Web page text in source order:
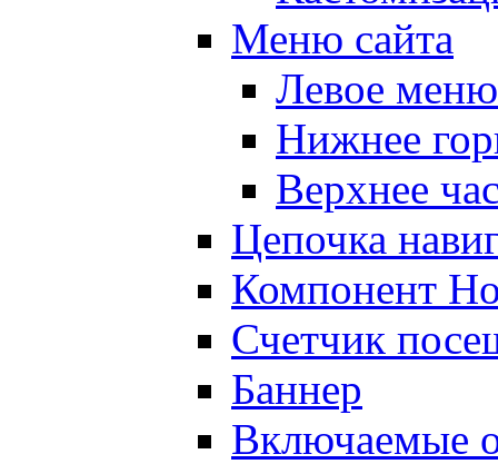
Меню сайта
Левое меню
Нижнее
Верхнее
Цепочка
Компонент
Счетчик
Баннер
Включаемые